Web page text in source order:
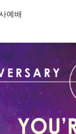
예배